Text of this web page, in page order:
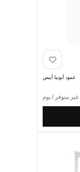
عمود أيونيا أبيض
غير متوفر / يوم